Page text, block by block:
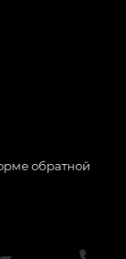
обратной